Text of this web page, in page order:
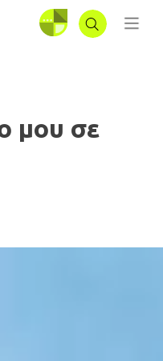
ΣΥΝΔΕΣΗ
μου σε